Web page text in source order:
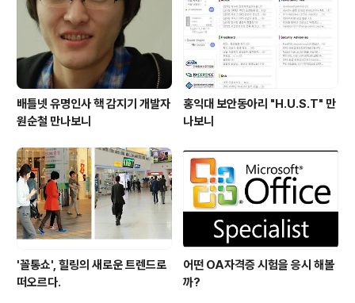
배틀넷 유명인사 핵 감지기 개발자
원순철 만나보니
홍익대 보안동아리 "H.U.S.T" 만
나보니
'꼴통쇼', 힐링의 새로운 트렌드로
떠오르다.
어떤 OA자격증 시험을 응시 해볼
까?